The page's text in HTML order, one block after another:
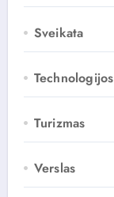
Sveikata
Technologijos
Turizmas
Verslas